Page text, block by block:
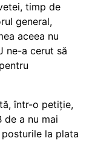
timp de
general,
aceea nu
ne-a cerut să
într-o petiție,
de a nu mai
la plata